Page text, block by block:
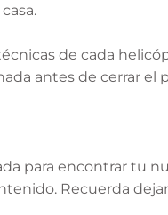
de cada
antes de cerrar el
para encontrar tu
Recuerda